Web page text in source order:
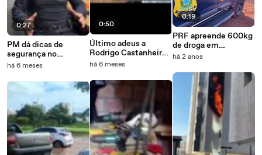
0:27
PM dá dicas de
segurança no
carnaval
há 6 meses
0:50
Último adeus a
Rodrigo Castanheira
reúne centenas de
há 6 meses
0:19
PRF apreende 600kg
de droga em
caminhão de sucata
há 2 anos